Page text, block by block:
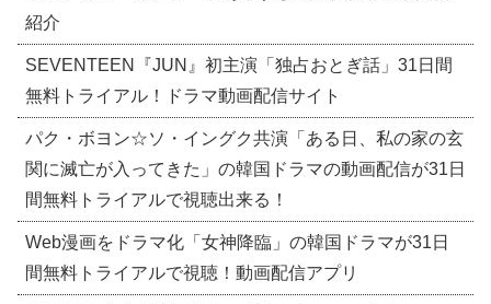
紹介
SEVENTEEN『JUN』初主演「独占おとぎ話」31日間
無料トライアル！ドラマ動画配信サイト
パク・ボヨン☆ソ・イングク共演「ある日、私の家の玄
関に滅亡が入ってきた」の韓国ドラマの動画配信が31日
間無料トライアルで視聴出来る！
Web漫画をドラマ化「女神降臨」の韓国ドラマが31日
間無料トライアルで視聴！動画配信アプリ